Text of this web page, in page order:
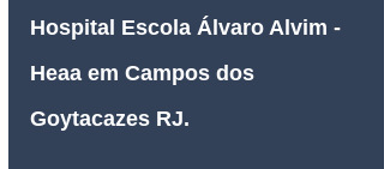
Hospital Escola Álvaro Alvim -
Heaa em Campos dos
Goytacazes RJ.